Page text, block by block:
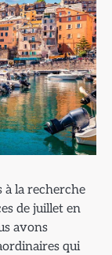
à la recherche
de juillet en
avons
qui